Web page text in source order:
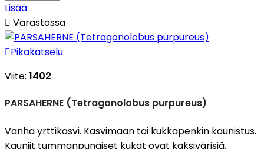
Lisää
 Varastossa
Pikakatselu
Viite: 1402
PARSAHERNE (Tetragonolobus purpureus)
Vanha yrttikasvi. Kasvimaan tai kukkapenkin kaunistus.
Kauniit tummanpunaiset kukat ovat kaksivärisiä.